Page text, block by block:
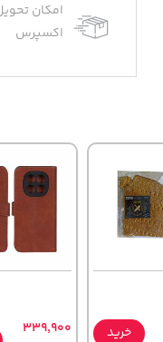
امکان
اکسپرس
خرید
339,900